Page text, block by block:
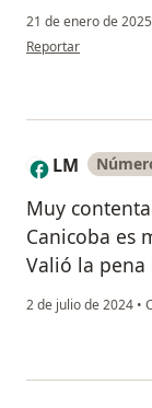
21 de enero de 2025
en opinión del
Reportar
L LM
Muy
Canicoba es
Valió la
2 de julio de 2024 •